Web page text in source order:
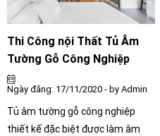
Thi Công nội Thất Tủ Âm
Tường Gỗ Công Nghiệp
Ngày đăng: 17/11/2020 - by Admin
Tủ âm tường gỗ công nghiệp
thiết kế đặc biệt được làm âm